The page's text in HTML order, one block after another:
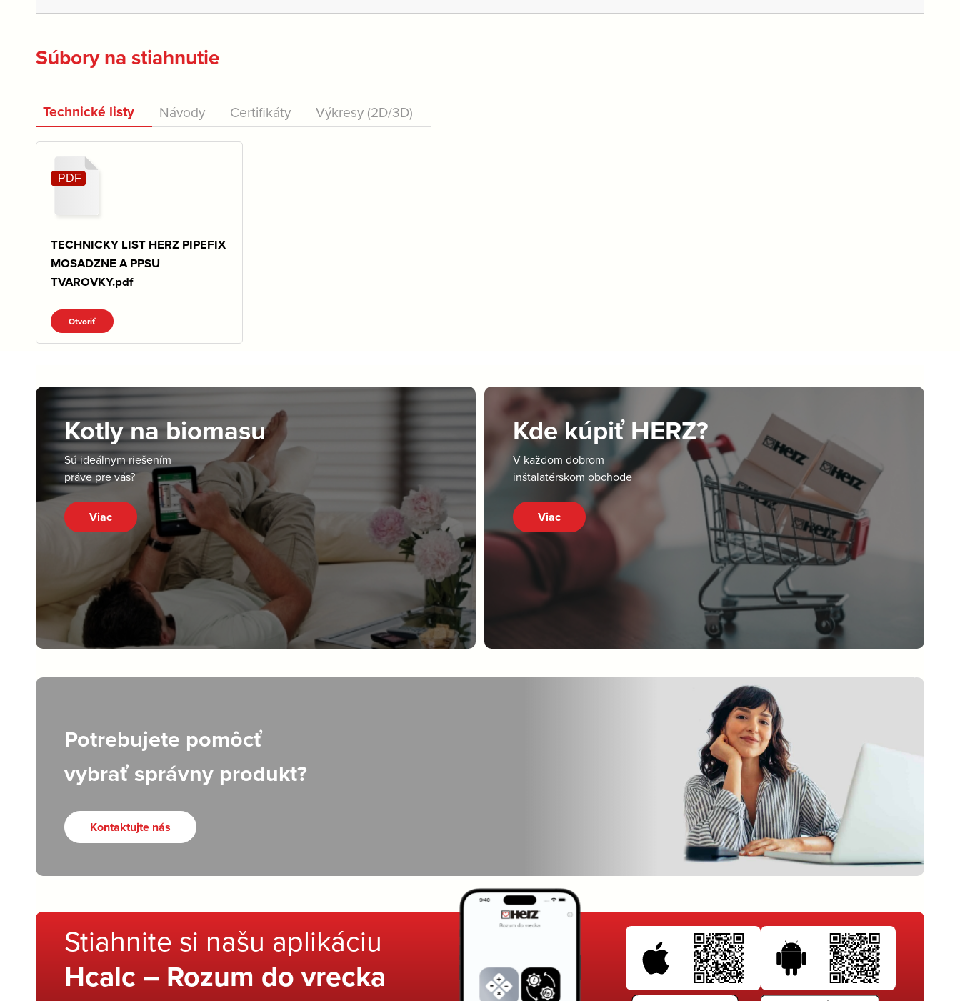
Súbory na stiahnutie
Technické listy Návody Certifikáty Výkresy (2D/3D)
TECHNICKY LIST HERZ PIPEFIX
MOSADZNE A PPSU
TVAROVKY.pdf
Otvoriť
Kotly na biomasu
Sú ideálnym riešením
práve pre vás?
Viac
Kde kúpiť HERZ?
V každom dobrom
inštalatérskom obchode
Viac
Potrebujete pomôcť
vybrať správny produkt?
Kontaktujte nás
Stiahnite si našu aplikáciu
Hcalc – Rozum do vrecka